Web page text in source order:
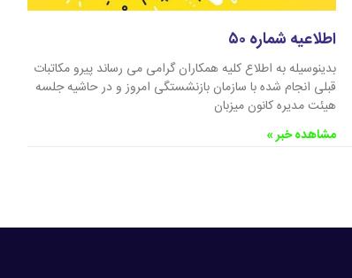
اطلاعیه شماره ۵۰
بدینوسیله به اطلاع کلیه همکاران گرامی می رساند پیرو مکاتبات
قبلی انجام شده با سازمان بازنشستگی امروز و در حاشیه جلسه
هیئت مدیره کانون میزبان
مشاهده خبر »